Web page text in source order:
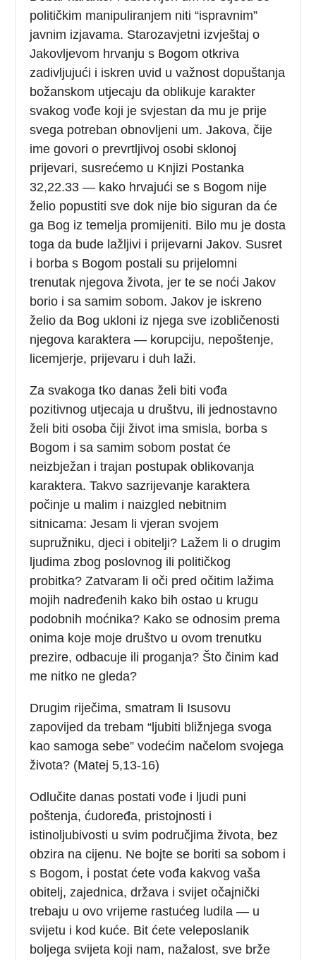
političkim manipuliranjem niti “ispravnim”
javnim izjavama. Starozavjetni izvještaj o
Jakovljevom hrvanju s Bogom otkriva
zadivljujući i iskren uvid u važnost dopuštanja
božanskom utjecaju da oblikuje karakter
svakog vođe koji je svjestan da mu je prije
svega potreban obnovljeni um. Jakova, čije
ime govori o prevrtljivoj osobi sklonoj
prijevari, susrećemo u Knjizi Postanka
32,22.33 — kako hrvajući se s Bogom nije
želio popustiti sve dok nije bio siguran da će
ga Bog iz temelja promijeniti. Bilo mu je dosta
toga da bude lažljivi i prijevarni Jakov. Susret
i borba s Bogom postali su prijelomni
trenutak njegova života, jer te se noći Jakov
borio i sa samim sobom. Jakov je iskreno
želio da Bog ukloni iz njega sve izobličenosti
njegova karaktera — korupciju, nepoštenje,
licemjerje, prijevaru i duh laži.
Za svakoga tko danas želi biti vođa
pozitivnog utjecaja u društvu, ili jednostavno
želi biti osoba čiji život ima smisla, borba s
Bogom i sa samim sobom postat će
neizbježan i trajan postupak oblikovanja
karaktera. Takvo sazrijevanje karaktera
počinje u malim i naizgled nebitnim
sitnicama: Jesam li vjeran svojem
supružniku, djeci i obitelji? Lažem li o drugim
ljudima zbog poslovnog ili političkog
probitka? Zatvaram li oči pred očitim lažima
mojih nadređenih kako bih ostao u krugu
podobnih moćnika? Kako se odnosim prema
onima koje moje društvo u ovom trenutku
prezire, odbacuje ili proganja? Što činim kad
me nitko ne gleda?
Drugim riječima, smatram li Isusovu
zapovijed da trebam “ljubiti bližnjega svoga
kao samoga sebe” vodećim načelom svojega
života? (Matej 5,13-16)
Odlučite danas postati vođe i ljudi puni
poštenja, ćudoređa, pristojnosti i
istinoljubivosti u svim područjima života, bez
obzira na cijenu. Ne bojte se boriti sa sobom i
s Bogom, i postat ćete vođa kakvog vaša
obitelj, zajednica, država i svijet očajnički
trebaju u ovo vrijeme rastućeg ludila — u
svijetu i kod kuće. Bit ćete veleposlanik
boljega svijeta koji nam, nažalost, sve brže